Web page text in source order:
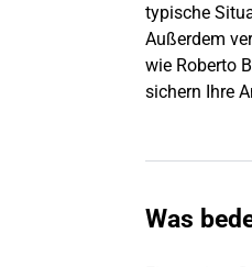
typische
Außerdem
wie Roberto
sichern Ihre
Was